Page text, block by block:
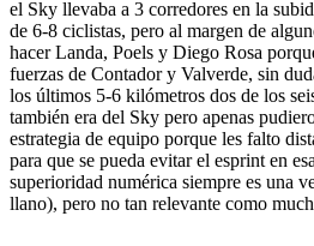
el Sky llevaba a 3 corredores en la
de 6-8 ciclistas, pero al margen de
hacer Landa, Poels y Diego Rosa
fuerzas de Contador y Valverde, sin
los últimos 5-6 kilómetros dos de los
también era del Sky pero apenas
estrategia de equipo porque les falto
para que se pueda evitar el esprint en
superioridad numérica siempre es una
llano), pero no tan relevante como